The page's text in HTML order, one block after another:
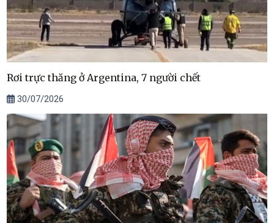
Rơi trực thăng ở Argentina, 7 người chết
30/07/2026